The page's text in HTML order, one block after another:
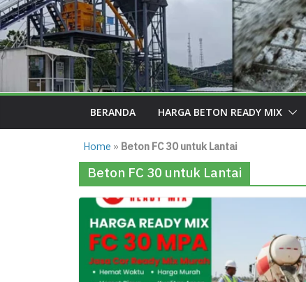
BERANDA HARGA BETON READY MIX
Home » Beton FC 30 untuk Lantai
Beton FC 30 untuk Lantai